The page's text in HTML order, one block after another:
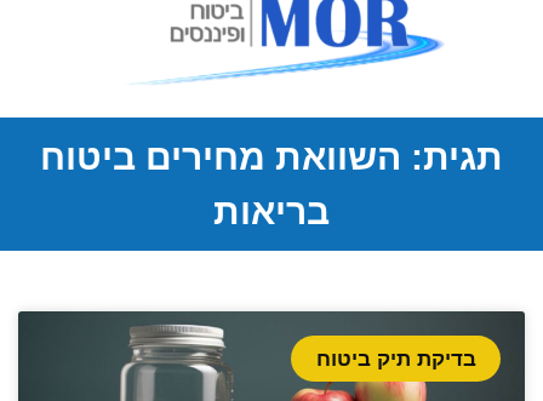
תגית: השוואת מחירים ביטוח
בריאות
בדיקת תיק ביטוח